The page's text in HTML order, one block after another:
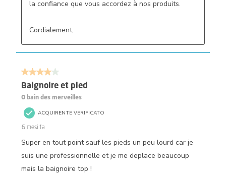
la confiance que vous accordez à nos produits.
Cordialement,
4 su 5 stelle.
Baignoire et pied
O bain des merveilles
ACQUIRENTE VERIFICATO
6 mesi fa
Super en tout point sauf les pieds un peu lourd car je
suis une professionnelle et je me deplace beaucoup
mais la baignoire top !